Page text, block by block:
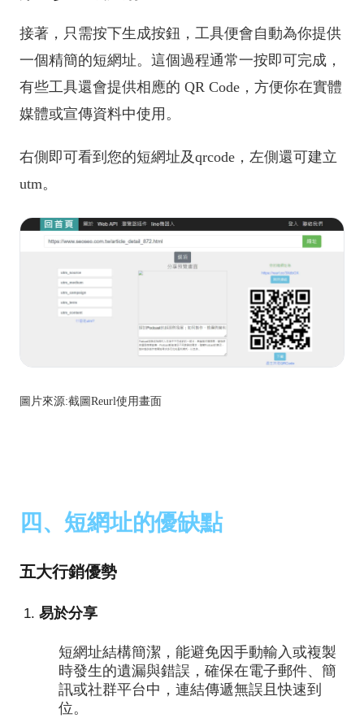
接著，只需按下生成按鈕，工具便會自動為你提供
一個精簡的短網址。這個過程通常一按即可完成，
有些工具還會提供相應的 QR Code，方便你在實體
媒體或宣傳資料中使用。
右側即可看到您的短網址及qrcode，左側還可建立
utm。
圖片來源:截圖Reurl使用畫面
四、短網址的優缺點
五大行銷優勢
易於分享
短網址結構簡潔，能避免因手動輸入或複製
時發生的遺漏與錯誤，確保在電子郵件、簡
訊或社群平台中，連結傳遞無誤且快速到
位。